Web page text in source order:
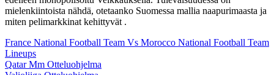
mielenkiintoista nähdä, otetaanko Suomessa mallia naapurimaasta ja
miten pelimarkkinat kehittyvät .
France National Football Team Vs Morocco National Football Team
Lineups
Qatar Mm Otteluohjelma